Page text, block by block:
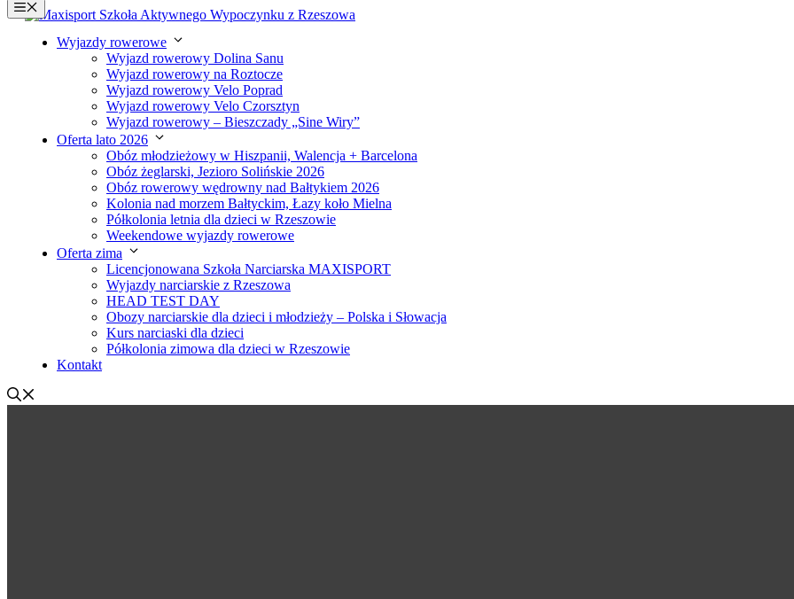
do
Menu
Wyjazdy rowerowe
Wyjazd rowerowy Dolina Sanu
Wyjazd rowerowy na Roztocze
Wyjazd rowerowy Velo Poprad
Wyjazd rowerowy Velo Czorsztyn
Wyjazd rowerowy – Bieszczady „Sine Wiry”
Oferta lato 2026
Obóz młodzieżowy w Hiszpanii, Walencja + Barcelona
Obóz żeglarski, Jezioro Solińskie 2026
Obóz rowerowy wędrowny nad Bałtykiem 2026
Kolonia nad morzem Bałtyckim, Łazy koło Mielna
Półkolonia letnia dla dzieci w Rzeszowie
Weekendowe wyjazdy rowerowe
Oferta zima
Licencjonowana Szkoła Narciarska MAXISPORT
Wyjazdy narciarskie z Rzeszowa
HEAD TEST DAY
Obozy narciarskie dla dzieci i młodzieży – Polska i Słowacja
Kurs narciaski dla dzieci
Półkolonia zimowa dla dzieci w Rzeszowie
Kontakt